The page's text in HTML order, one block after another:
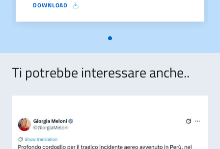
DOWNLOAD
REFENDUM2026-MODELLO-OPZIONE-TEMPORANEI-ESTERO
Ti potrebbe interessare anche..